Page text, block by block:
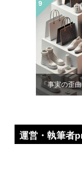
「事実の歪
運営・執筆者